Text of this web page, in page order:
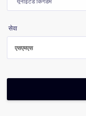
सेवा
एसएमएस